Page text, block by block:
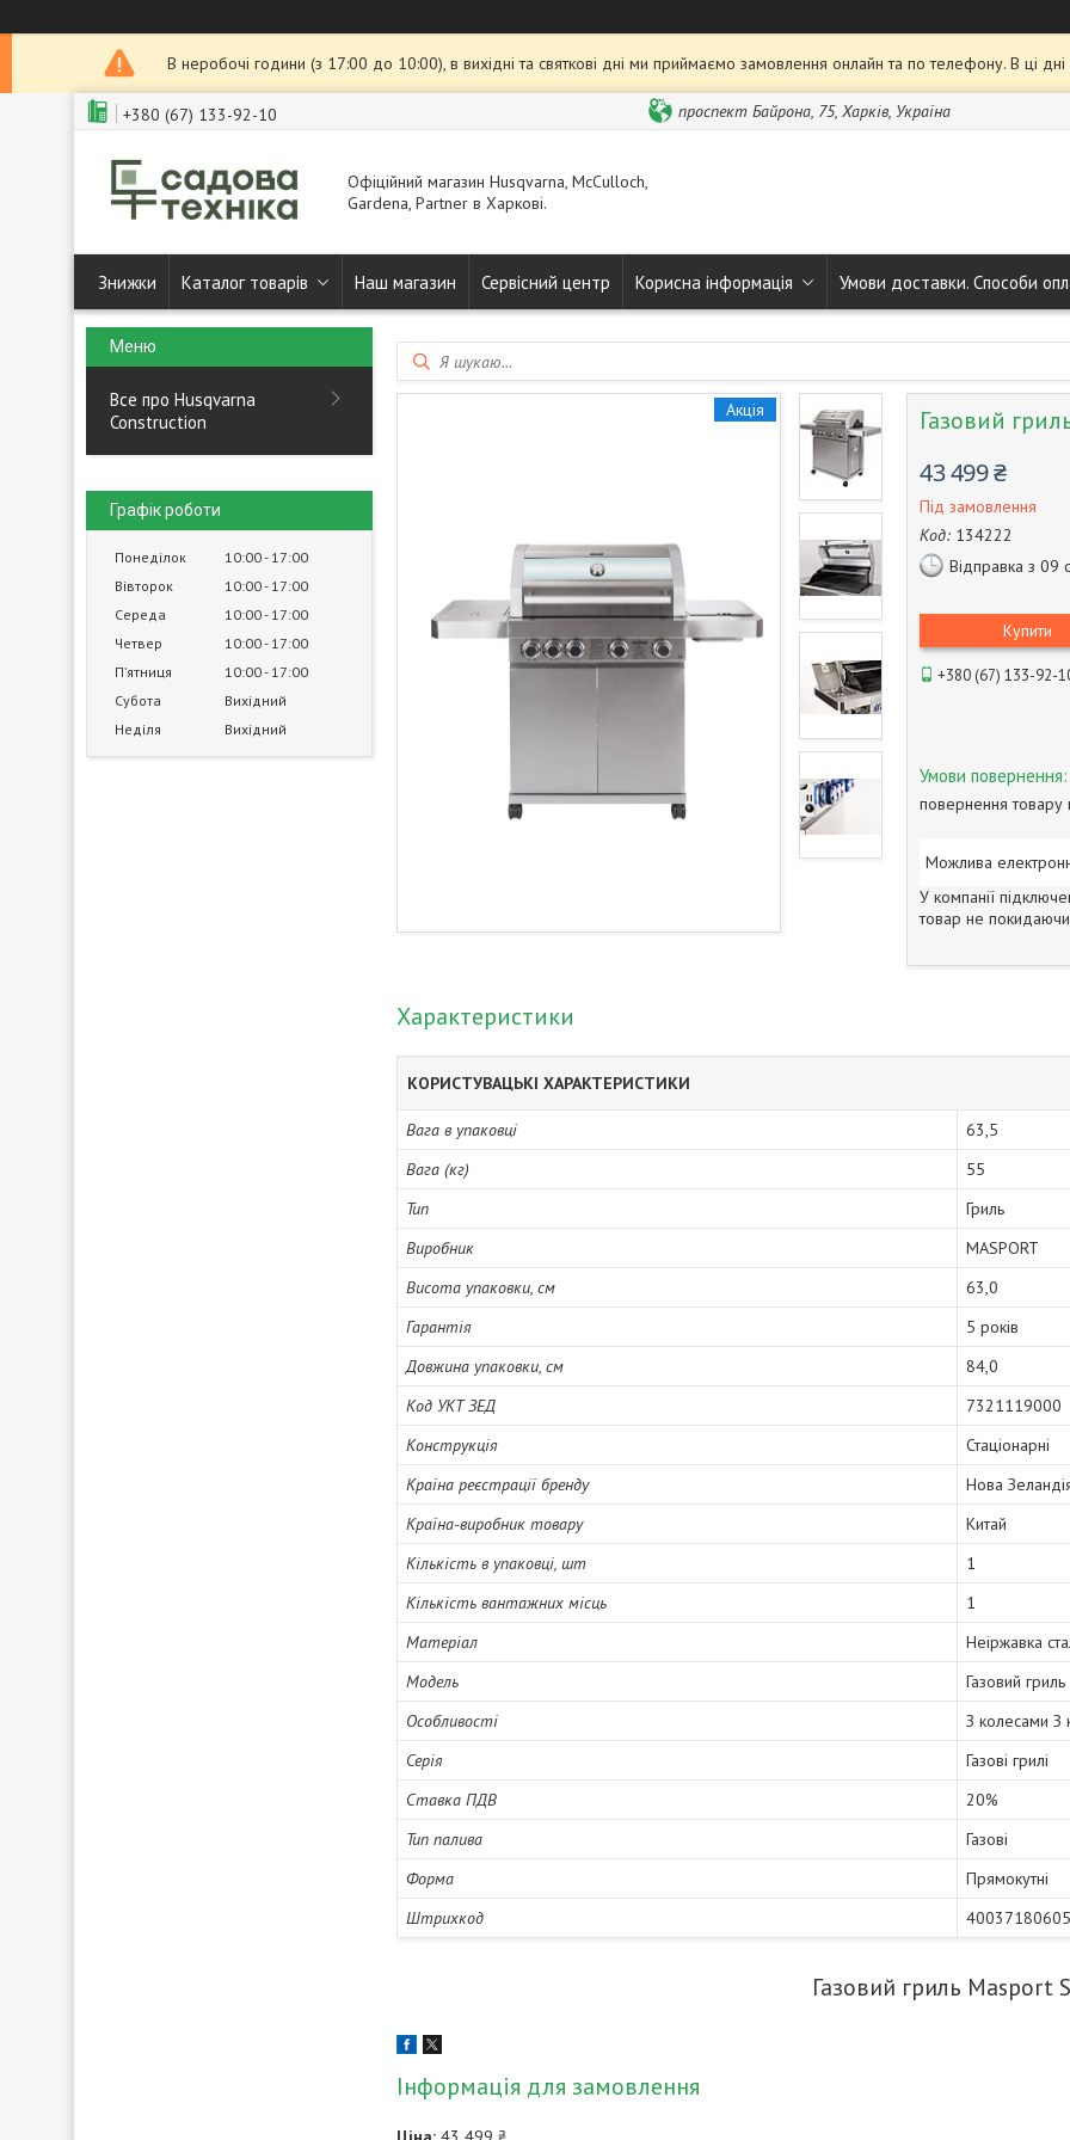
В неробочі години (з 17:00 до 10:00), в вихідні та святкові дні ми приймаємо замовлення онлайн та по телефону. В ці
+380 (67) 133-92-10 проспект Байрона, 75, Харків, Україна
Офіційний магазин Husqvarna, McCulloch,
Gardena, Partner в Харкові.
Знижки Каталог товарів Наш магазин Сервісний центр Корисна інформація Умови доставки. Способи
Все про Husqvarna
Construction
Графік роботи
Понеділок 10:00 17:00
Вівторок
10:00 17:00
Середа
10:00 17:00
Четвер
10:00 17:00
Пʼятниця
10:00 17:00
Субота
Вихідний
Неділя
Вихідний
Акція Газовий
43 499 ₴
Під замовлення
Код: 134222
Відправка з 09
Купити
+380 (67) 133-92-
повернення
У компанії
товар не покидаючи
Характеристики
КОРИСТУВАЦЬКІ ХАРАКТЕРИСТИКИ
Вага в упаковці
63,5
Вага (кг)
55
Тип
Гриль
Виробник
MASPORT
Висота упаковки, см
63,0
Гарантія
5 років
Довжина упаковки, см
84,0
Код УКТ ЗЕД
7321119000
Конструкція
Стаціонарні
Країна реєстрації бренду
Нова
Країна-виробник товару
Китай
Кількість в упаковці, шт
1
Кількість вантажних місць
1
Матеріал
Неіржавка
Модель
Газовий
Особливості
З колесами
Серія
Газові грилі
Ставка ПДВ
20%
Тип палива
Газові
Форма
Прямокутні
Штрихкод
Газовий гриль Masport
Інформація для замовлення